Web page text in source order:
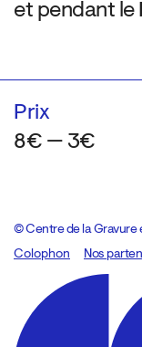
et pendant le
Prix
8€ — 3€
© Centre de la Gravure
Colophon
Design:MarcelNos